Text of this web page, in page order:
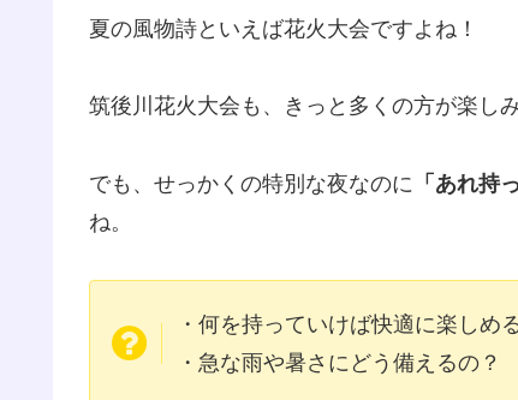
夏の風物詩といえば花火大会ですよね！
筑後川花火大会も、きっと多くの方が楽し
でも、せっかくの特別な夜なのに 「あれ持
ね。
・何を持っていけば快適に楽しめ
・急な雨や暑さにどう備えるの？